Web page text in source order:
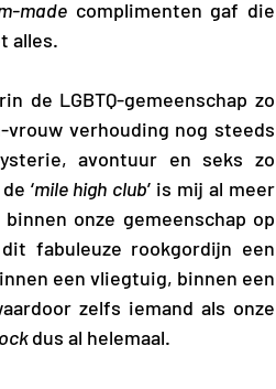
made complimenten gaf die
alles.
de LGBTQ-gemeenschap zo
verhouding nog steeds
avontuur en seks zo
‘mile high club’ is mij al meer
onze gemeenschap op
fabuleuze rookgordijn een
een vliegtuig, binnen een
zelfs iemand als onze
dus al helemaal.